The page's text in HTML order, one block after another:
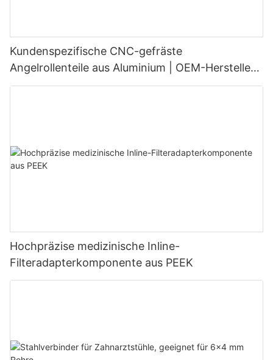
Kundenspezifische CNC-gefräste
Angelrollenteile aus Aluminium | OEM-Hersteller
aus China
Hochpräzise medizinische Inline-
Filteradapterkomponente aus PEEK